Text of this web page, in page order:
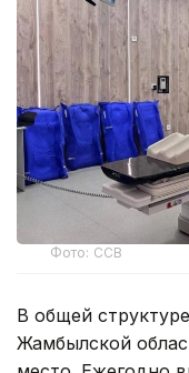
Фото: ССВ
В общей
Жамбылской